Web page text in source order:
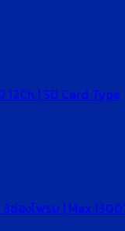
| SD Card Type
องโพรบ |